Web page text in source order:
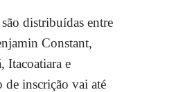
distribuídas entre
Constant,
Itacoatiara e
de inscrição vai até